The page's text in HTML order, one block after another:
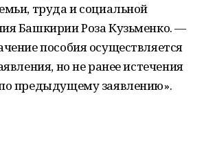
труда и социальной
Башкирии Роза Кузьменко. —
пособия осуществляется
но не ранее истечения
предыдущему заявлению».